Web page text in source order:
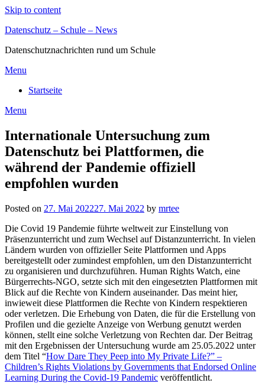
Skip to content
Datenschutz – Schule – News
Datenschutznachrichten rund um Schule
Menu
Startseite
Menu
Internationale Untersuchung zum
Datenschutz bei Plattformen, die
während der Pandemie offiziell
empfohlen wurden
Posted on 27. Mai 202227. Mai 2022 by mrtee
Die Covid 19 Pandemie führte weltweit zur Einstellung von
Präsenzunterricht und zum Wechsel auf Distanzunterricht. In vielen
Ländern wurden von offizieller Seite Plattformen und Apps
bereitgestellt oder zumindest empfohlen, um den Distanzunterricht
zu organisieren und durchzuführen. Human Rights Watch, eine
Bürgerrechts-NGO, setzte sich mit den eingesetzten Plattformen mit
Blick auf die Rechte von Kindern auseinander. Das meint hier,
inwieweit diese Plattformen die Rechte von Kindern respektieren
oder verletzen. Die Erhebung von Daten, die für die Erstellung von
Profilen und die gezielte Anzeige von Werbung genutzt werden
können, stellt eine solche Verletzung von Rechten dar. Der Beitrag
mit den Ergebnissen der Untersuchung wurde am 25.05.2022 unter
dem Titel “How Dare They Peep into My Private Life?” –
Children’s Rights Violations by Governments that Endorsed Online
Learning During the Covid-19 Pandemic veröffentlicht.